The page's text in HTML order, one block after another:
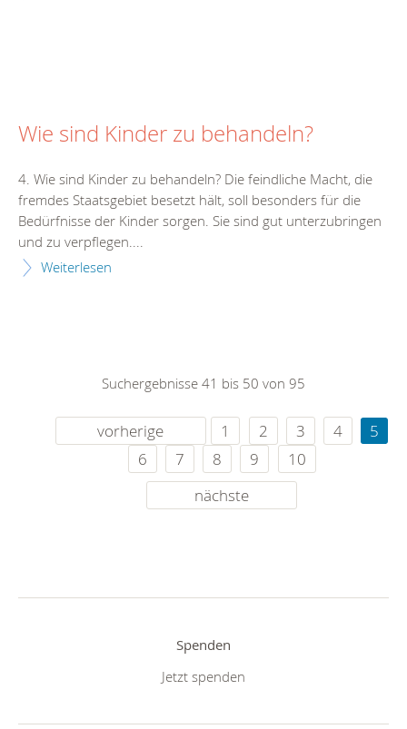
Wie sind Kinder zu behandeln?
4. Wie sind Kinder zu behandeln? Die feindliche Macht, die
fremdes Staatsgebiet besetzt hält, soll besonders für die
Bedürfnisse der Kinder sorgen. Sie sind gut unterzubringen
und zu verpflegen....
Weiterlesen
Suchergebnisse 41 bis 50 von 95
vorherige 1 2 3 4
5
6
7 8 9
10
nächste
Spenden
Jetzt spenden